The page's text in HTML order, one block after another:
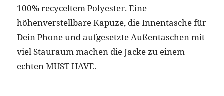
100% recyceltem Polyester. Eine
höhenverstellbare Kapuze, die Innentasche für
Dein Phone und aufgesetzte Außentaschen mit
viel Stauraum machen die Jacke zu einem
echten MUST HAVE.